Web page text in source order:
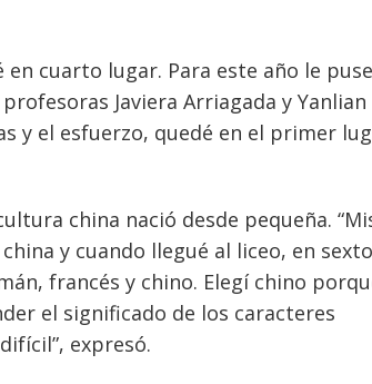
cuarto lugar. Para este año le puse
Javiera Arriagada y Yanlian
y el esfuerzo, quedé en el primer
china nació desde pequeña.
y cuando llegué al liceo, en sexto
francés y chino. Elegí chino
el significado de los caracteres
expresó.